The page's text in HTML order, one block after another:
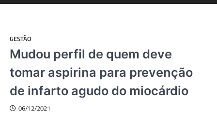
GESTÃO
Mudou perfil de quem deve
tomar aspirina para prevenção
de infarto agudo do miocárdio
06/12/2021